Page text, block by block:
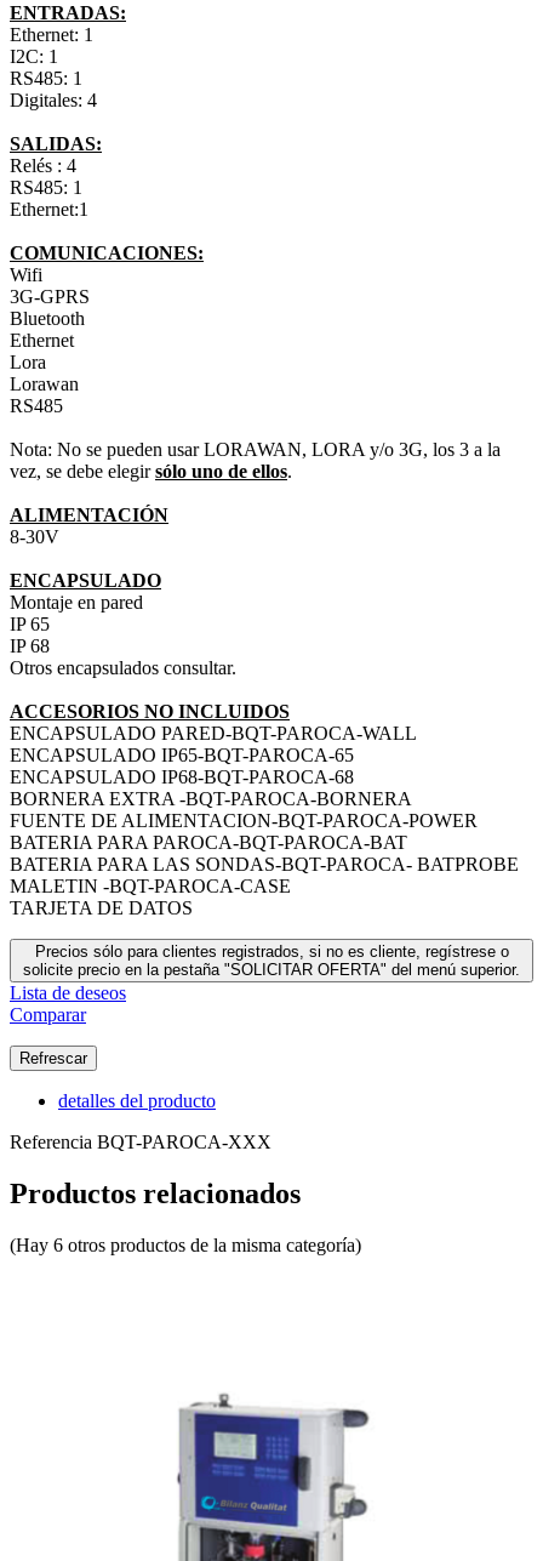
ENTRADAS:
Ethernet: 1
I2C: 1
RS485: 1
Digitales: 4
SALIDAS:
Relés : 4
RS485: 1
Ethernet:1
COMUNICACIONES:
Wifi
3G-GPRS
Bluetooth
Ethernet
Lora
Lorawan
RS485
Nota: No se pueden usar LORAWAN, LORA y/o 3G, los 3 a la
vez, se debe elegirsólo uno de ellos.
ALIMENTACIÓN
8-30V
ENCAPSULADO
Montaje en pared
IP 65
IP 68
Otros encapsulados consultar.
ACCESORIOS NO INCLUIDOS
ENCAPSULADO PARED-BQT-PAROCA-WALL
ENCAPSULADO IP65-BQT-PAROCA-65
ENCAPSULADO IP68-BQT-PAROCA-68
BORNERA EXTRA -BQT-PAROCA-BORNERA
FUENTE DE ALIMENTACION-BQT-PAROCA-POWER
BATERIA PARA PAROCA-BQT-PAROCA-BAT
BATERIA PARA LAS SONDAS-BQT-PAROCA- BATPROBE
MALETIN -BQT-PAROCA-CASE
TARJETA DE DATOS
Precios sólo para clientes registrados, si no es cliente, regístrese o
solicite precio en la pestaña "SOLICITAR OFERTA" del menú superior.
Lista de deseos
Comparar
detalles del producto
Referencia BQT-PAROCA-XXX
Productos relacionados
(Hay 6 otros productos de la misma categoría)